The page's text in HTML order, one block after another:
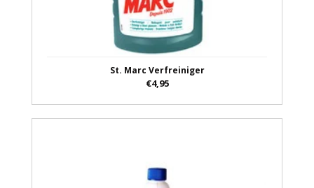
St. Marc Verfreiniger
€4,95